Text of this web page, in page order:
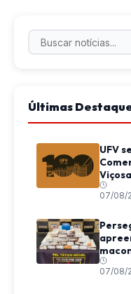
Últimas
UFV
Viçosa
07/08/
07/08/